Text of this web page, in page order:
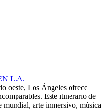
L.A.
oeste, Los Ángeles ofrece
Este itinerario de
mundial, arte inmersivo, música